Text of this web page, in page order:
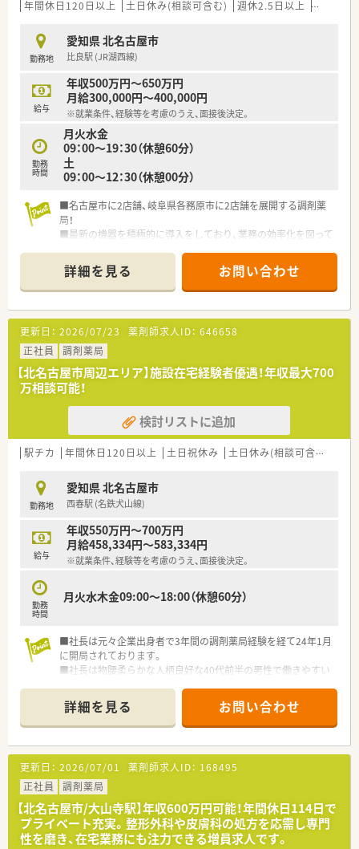
年間休日120日以上 土日休み(相談可含む) 週休2.5日以上 週32h以
勤務地
愛知県 北名古屋市
比良駅 (JR湖西線)
給与
年収500万円～650万円
月給300,000円～400,000円
※就業条件、経験等を考慮のうえ、面接後決定。
勤務
時間
月火水金
09：00～19：30（休憩60分）
土
09：00～12：30（休憩00分）
■名古屋市に2店舗、岐阜県各務原市に2店舗を展開する調剤薬
局！
■最新の機器を積極的に導入をしており、業務の効率化を図って
■特定の門前はなく面で近隣の処方箋を受けておりますので、学
べる環境です。
詳細を見る お問い合わせ
更新日： 2026/07/23 薬剤師求人ID： 646658
正社員
調剤薬局
【北名古屋市周辺エリア】施設在宅経験者優遇！年収最大700
万相談可能！
検討リストに追加
駅チカ 年間休日120日以上 土日祝休み 土日休み(相談可含む)
勤務地
愛知県 北名古屋市
西春駅 (名鉄犬山線)
給与
年収550万円～700万円
月給458,334円～583,334円
※就業条件、経験等を考慮のうえ、面接後決定。
勤務
時間
月火水木金09:00～18:00（休憩60分）
■社長は元々企業出身者で3年間の調剤薬局経験を経て24年1月
に開局されております。
■社長は物腰柔らかな人柄良好な40代前半の男性で働きやすい
■社長は中小企業診断士の資格もお持ちで安定した企業経営を
実現されておられます。
詳細を見る お問い合わせ
更新日： 2026/07/01 薬剤師求人ID： 168495
正社員
調剤薬局
【北名古屋市/大山寺駅】年収600万円可能！年間休日114日で
プライベート充実。整形外科や皮膚科の処方を応需し専門
性を磨き、在宅業務にも注力できる増員求人です。